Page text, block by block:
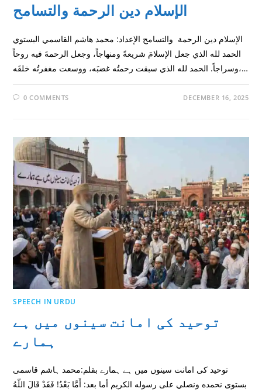
الإسلام دين الرحمة والتسامح
الإسلام دين الرحمة والتسامح الإعداد: محمد هاشم القاسمي البستوي
الحمد لله الذي جعل الإسلامَ شريعةً ومنهاجاً، وجعل الرحمةَ فيه روحاً
وسراجاً. الحمد لله الذي سبقت رحمتُه غضبَه، ووسعت مغفرتُه خلقَه،…
0 COMMENTS DECEMBER 16, 2025
SPEECH IN URDU
توحید کی امانت سینوں میں ہے
ہمارے
توحید کی امانت سینوں میں ہے ہمارے بقلم:محمد ہاشم قاسمى
بستوى نحمده ونصلي على رسوله الكريم أما بعد: أَمَّا بَعْدُ! فَقَدْ قَالَ اللّٰهُ